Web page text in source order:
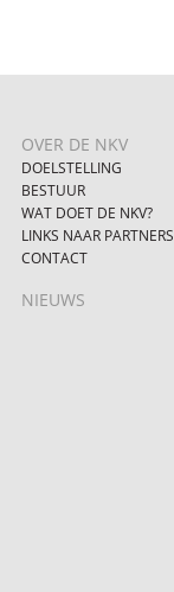
OVER DE NKV
DOELSTELLING
BESTUUR
WAT DOET DE NKV?
LINKS NAAR PARTNERS
CONTACT
NIEUWS